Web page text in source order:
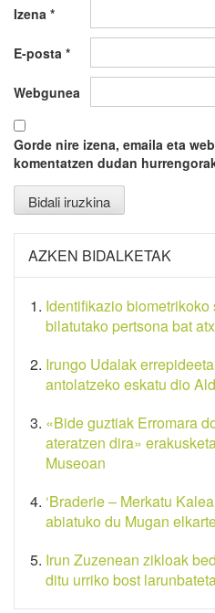
Izena *
E-posta *
Webgunea
Gorde nire izena, emaila eta
komentatzen dudan
AZKEN BIDALKETAK
Identifikazio
bilatutako pertsona bat
Irungo Udalak
antolatzeko eskatu dio
«Bide guztiak Erromara
ateratzen dira»
Museoan
‘Braderie – Merkatu
abiatuko du Mugan
Irun Zuzenean zikloak
ditu urriko bost